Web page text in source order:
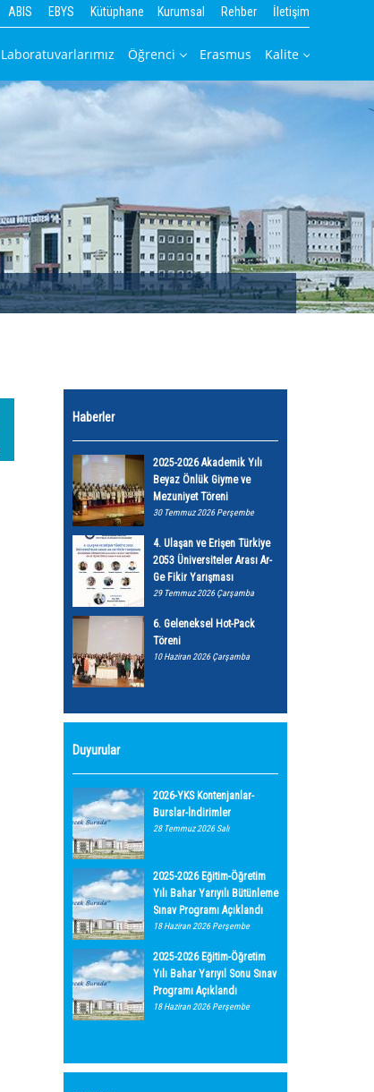
ABIS EBYS Kütüphane Kurumsal Rehber İletişim
Laboratuvarlarımız Öğrenci Erasmus Kalite
Haberler
2025-2026 Akademik Yılı
Beyaz Önlük Giyme ve
Mezuniyet Töreni
30 Temmuz 2026 Perşembe
4. Ulaşan ve Erişen Türkiye
2053 Üniversiteler Arası Ar-
Ge Fikir Yarışması
29 Temmuz 2026 Çarşamba
6. Geleneksel Hot-Pack
Töreni
10 Haziran 2026 Çarşamba
Duyurular
2026-YKS Kontenjanlar-
Burslar-İndirimler
28 Temmuz 2026 Salı
2025-2026 Eğitim-Öğretim
Yılı Bahar Yarıyılı Bütünleme
Sınav Programı Açıklandı
18 Haziran 2026 Perşembe
2025-2026 Eğitim-Öğretim
Yılı Bahar Yarıyıl Sonu Sınav
Programı Açıklandı
18 Haziran 2026 Perşembe